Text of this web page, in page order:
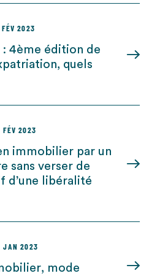
FÉV 2023
: 4ème édition de
quels
FÉV 2023
immobilier par un
sans verser de
d’une libéralité
JAN 2023
mode